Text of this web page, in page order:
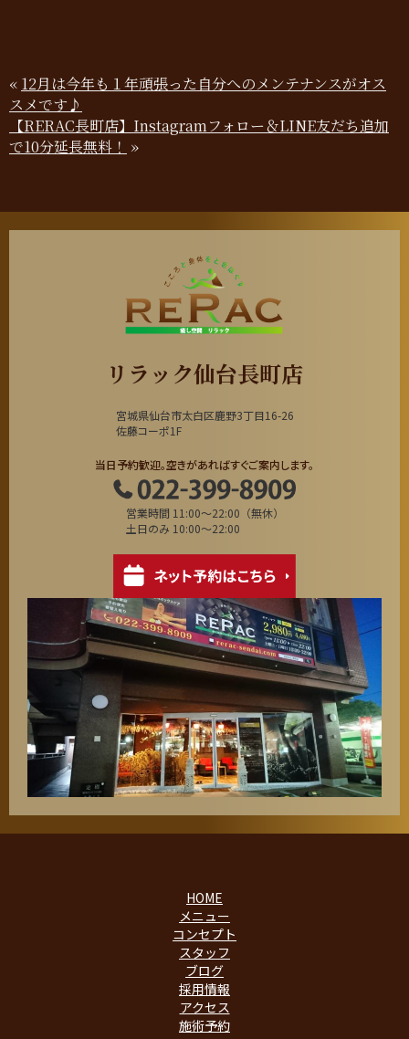
« 12月は今年も１年頑張った自分へのメンテナンスがオス
スメです♪
【RERAC長町店】Instagramフォロー＆LINE友だち追加
で10分延長無料！ »
リラック仙台長町店
宮城県仙台市太白区鹿野3丁目16-26
佐藤コーポ1F
当日予約歓迎。空きがあればすぐご案内します。
営業時間 11:00～22:00（無休）
土日のみ 10:00～22:00
HOME
メニュー
コンセプト
スタッフ
ブログ
採用情報
アクセス
施術予約